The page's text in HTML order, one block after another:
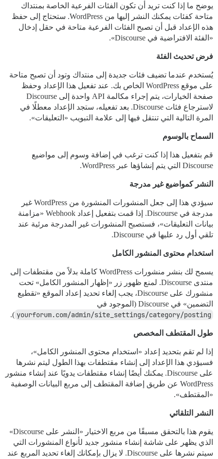
يوضح ما إذا كنت تريد أن تكون الفئات الفرعية الخاصة بمنتداك
متاحة كفئات يمكنك النشر إليها من WordPress. ستحتاج إلى حفظ
هذه الإعداد قبل أن تصبح الفئات الفرعية متاحة في حقل إدخال
«الفئة الافتراضية في Discourse».
فرض تحديث الفئة
يُستخدم عندما تضيف فئات جديدة إلى منتداك وتود أن تصبح متاحة
على موقع WordPress الخاص بك. عند تفعيل هذا الإعداد وحفظ
صفحة الخيارات، يتم إجراء مكالمة API واحدة إلى Discourse
لاسترجاع فئات Discourse. بعد تفعيله، ستجد الإعداد معطلًا في
المرة التالية التي تنتقل فيها إلى علامة التبويب «التعليقات».
السماح بالوسوم
قم بتفعيل هذا إذا كنت ترغب في إضافة وسوم إلى مواضيع
Discourse التي يتم إنشاؤها عبر WordPress.
النشر كمواضيع غير مدرجة
سيؤدي هذا إلى جعل المنشورات المنشورة من WordPress غير
مدرجة في Discourse. إذا قمت بتفعيل إعداد Webhook «مزامنة
بيانات التعليقات»، فستصبح المنشورات غير المدرجة مرئية عند
تلقي أول رد عليها في Discourse.
استخدام محتوى المنشور الكامل
يسمح لك بنشر منشورات WordPress كاملة بدلاً من مقتطفات إلى
منتدى Discourse. لمنع ظهور زر «إظهار المنشور الكامل» تحت
منشورك على Discourse، يجب إلغاء تحديد إعداد الموقع «تقطيع
التضمين» في Discourse (الموجود في
yourforum.com/admin/site_settings/category/posting
).
طول المقتطف المخصص
إذا لم تقم بتحديد إعداد «استخدام محتوى المنشور الكامل»،
فسيؤدي هذا الإعداد إلى إنشاء مقتطفات بهذا الطول ليتم نشرها
على Discourse. يمكنك أيضًا إنشاء مقتطفات يدويًا عند إنشاء منشور
WordPress عن طريق إضافة المقتطف إلى مربع البيانات الوصفية
«المقتطف».
النشر التلقائي
يقوم هذا بالتحقق مسبقًا من مربع الاختيار «النشر على Discourse»
الذي يظهر على شاشة إنشاء منشور جديد لأنواع المنشورات التي
سيتم نشرها على Discourse. لا يزال بإمكانك إلغاء تحديد المربع عند